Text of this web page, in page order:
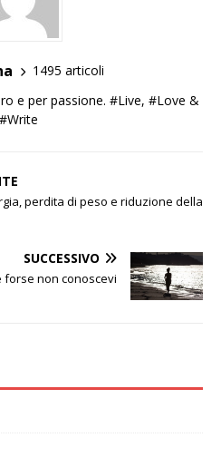
1495 articoli
e per passione. #Live, #Love &
#Write
perdita di peso e riduzione della
SUCCESSIVO
forse non conoscevi